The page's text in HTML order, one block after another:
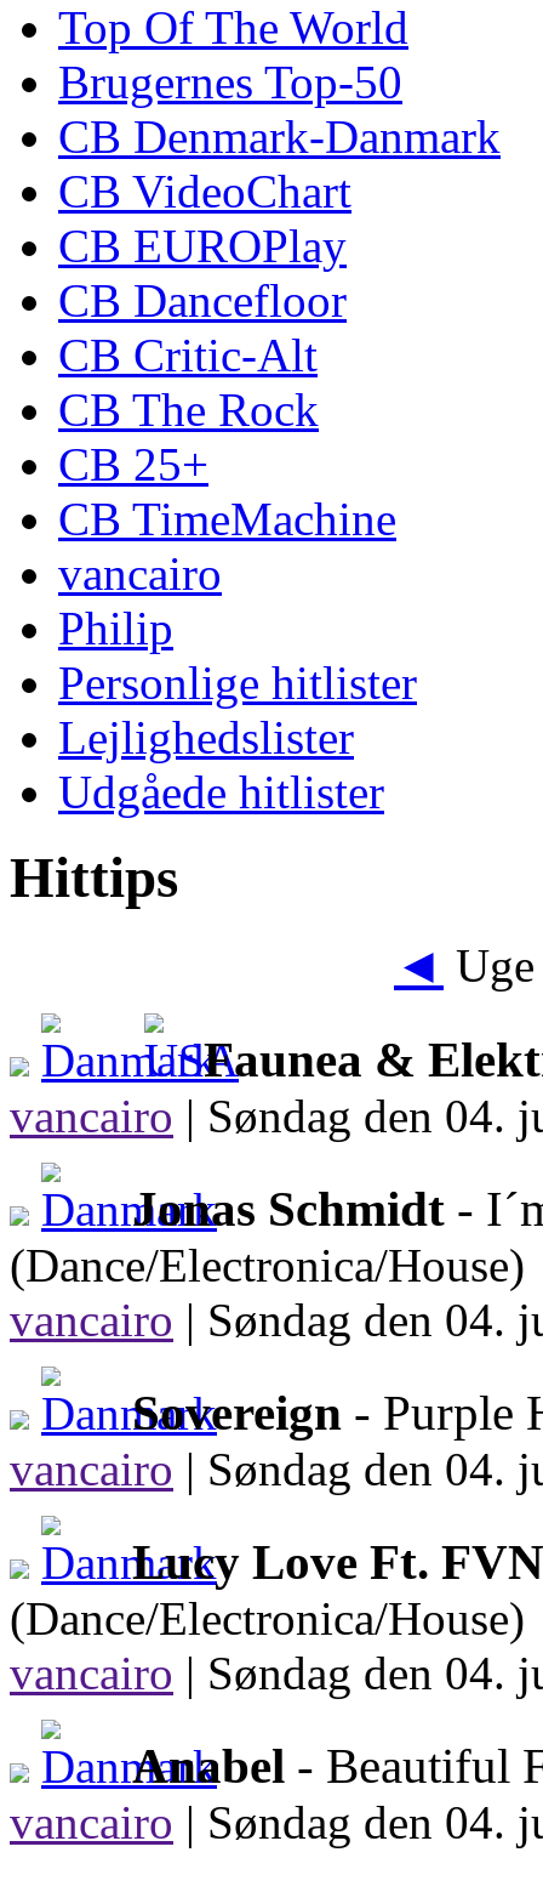
Top Of The World
Brugernes Top-50
CB Denmark-Danmark
CB VideoChart
CB EUROPlay
CB Dancefloor
CB Critic-Alt
CB The Rock
CB 25+
CB TimeMachine
vancairo
Philip
Personlige hitlister
Lejlighedslister
Udgåede hitlister
Hittips
◄
Faunea &
vancairo | Søndag den 04.
Jonas Schmidt -
(Dance/Electronica/House)
vancairo | Søndag den 04.
Sovereign - Purple
vancairo | Søndag den 04.
Lucy Love Ft. FVN
(Dance/Electronica/House)
vancairo | Søndag den 04.
Anabel - Beautiful
vancairo | Søndag den 04.